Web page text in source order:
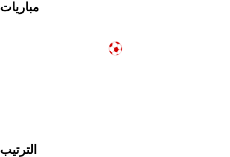
مباريات
الترتيب